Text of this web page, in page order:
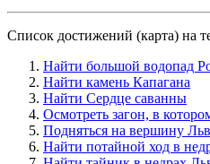
Список достижений (карта) на
Найти большой водопад
Найти камень Капагана
Найти Сердце саванны
Осмотреть загон, в
Подняться на вершину
Найти потайной ход в